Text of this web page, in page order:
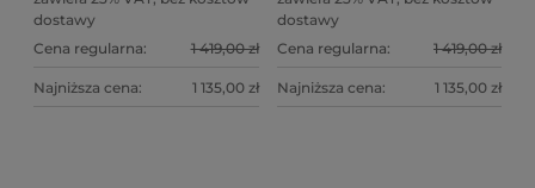
dostawy
Cena regularna:
1 419,00 zł
Najniższa cena: 1 135,00 zł
dostawy
Cena regularna:
1 419,00 zł
Najniższa cena: 1 135,00 zł